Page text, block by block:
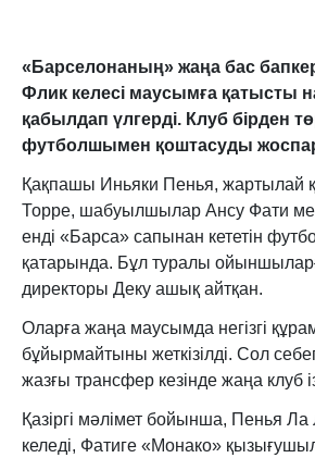
«Барселонаның» жаңа бас
Флик келесі маусымға қатысты
қабылдап үлгерді. Клуб бірден
футболшымен қоштасуды
Қақпашы Иньяки Пенья, жартылай
Торре, шабуылшылар Ансу Фати
енді «Барса» сапынан кететін
қатарында. Бұл туралы
директоры Деку ашық айтқан.
Оларға жаңа маусымда негізгі
бұйырмайтыны жеткізілді. Сол
жазғы трансфер кезінде жаңа клуб
Қазіргі мәлімет бойынша, Пенья
келеді, Фатиге «Монако»